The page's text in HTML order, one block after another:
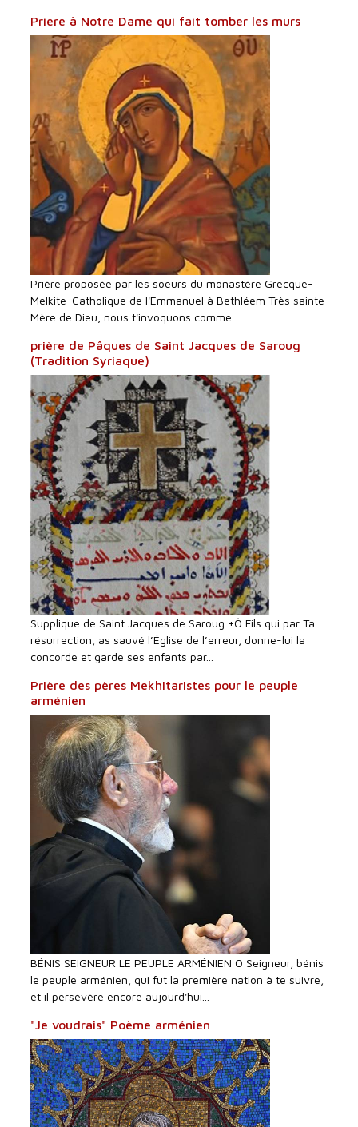
Prière à Notre Dame qui fait tomber les murs
Prière proposée par les soeurs du monastère Grecque-
Melkite-Catholique de l'Emmanuel à Bethléem Très sainte
Mère de Dieu, nous t'invoquons comme...
prière de Pâques de Saint Jacques de Saroug
(Tradition Syriaque)
Supplique de Saint Jacques de Saroug +Ô Fils qui par Ta
résurrection, as sauvé l’Église de l’erreur, donne-lui la
concorde et garde ses enfants par...
Prière des pères Mekhitaristes pour le peuple
arménien
BÉNIS SEIGNEUR LE PEUPLE ARMÉNIEN O Seigneur, bénis
le peuple arménien, qui fut la première nation à te suivre,
et il persévère encore aujourd'hui...
"Je voudrais" Poème arménien